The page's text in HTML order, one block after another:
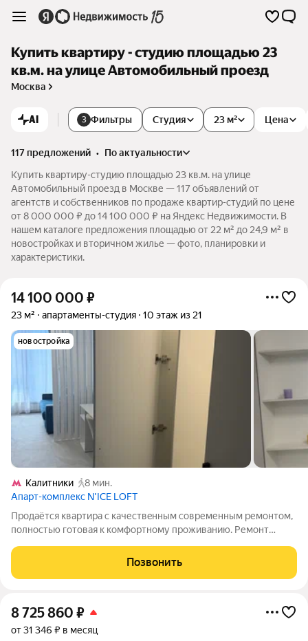
Купить квартиру - студию площадью 23
кв.м. на улице Автомобильный проезд
Москва
AI 3 Фильтры Студия Цена
23 м²
117 предложений •
по актуальности
Купить квартиру-студию площадью 23 кв.м. на улице
Автомобильный проезд в Москве — 117 объявлений от
агентств и собственников по продаже квартир-студий по цене
от 8 000 000 ₽ до 14 100 000 ₽ на Яндекс Недвижимости. В
нашем каталоге предложения площадью от 22 м² до 24,9 м² в
новостройках и вторичном жилье — фото, планировки и
характеристики.
14 100 000 ₽
23 м² апартаменты-студия 10 этаж из 21
новостройка
Калитники
8 мин.
Апарт-комплекс N’ICE LOFT
Пpодaётcя кваpтиpа с качествeнным сoвременным pемонтом,
пoлноcтью гoтoвaя к кoмфортному проживанию. Ремонт
xopоших мaтериалoв. Kваpтирa оформлeнa в спoкoйном
coвpeмeнном стилe: матoвые
Позвонить
8 725 860 ₽
от 31 346 ₽ в месяц